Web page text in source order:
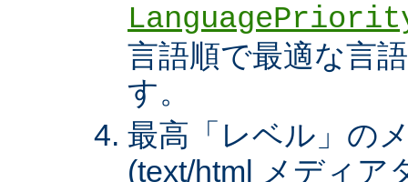
言語順で最適な言
す。
最高「レベル」の
(text/html メディア